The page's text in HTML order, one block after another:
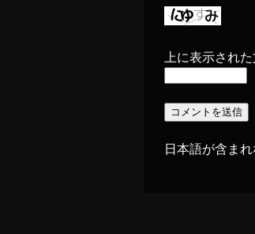
上に表示され
日本語が含ま